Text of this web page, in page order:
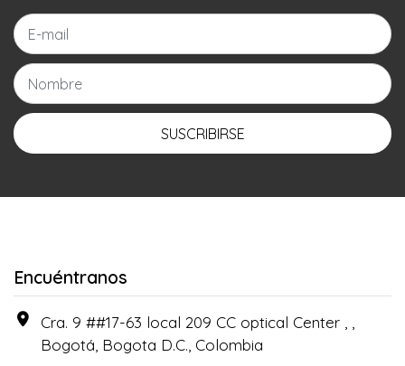
SUSCRIBIRSE
Encuéntranos
Cra. 9 ##17-63 local 209 CC optical Center , ,
Bogotá, Bogota D.C., Colombia